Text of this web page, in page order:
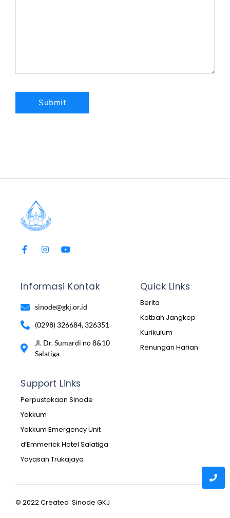
Informasi Kontak
sinode@gkj.or.id
(0298) 326684, 326351
Jl. Dr. Sumardi no 8&10
Salatiga
Quick Links
Berita
Kotbah Jangkep
Kurikulum
Renungan Harian
Support Links
Perpustakaan Sinode
Yakkum
Yakkum Emergency Unit
d’Emmerick Hotel Salatiga
Yayasan Trukajaya
© 2022 Created Sinode GKJ